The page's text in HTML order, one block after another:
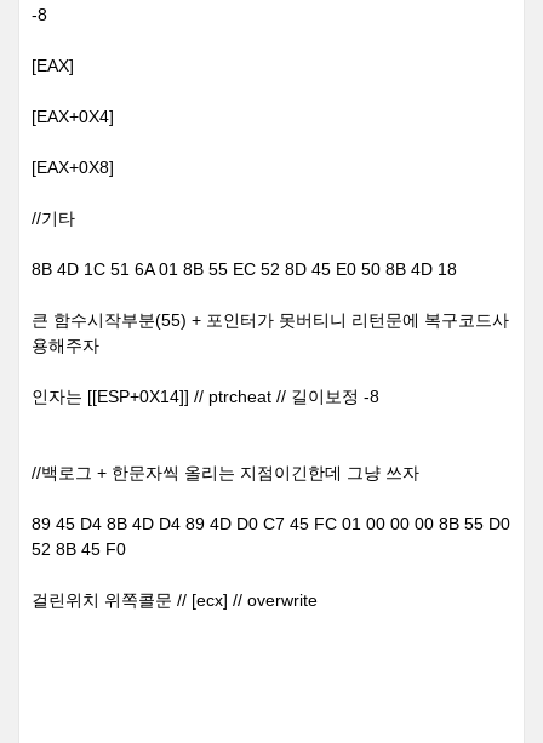
-8
[EAX]
[EAX+0X4]
[EAX+0X8]
//기타
8B 4D 1C 51 6A 01 8B 55 EC 52 8D 45 E0 50 8B 4D 18
큰 함수시작부분(55) + 포인터가 못버티니 리턴문에 복구코드사
용해주자
인자는 [[ESP+0X14]] // ptrcheat // 길이보정 -8
//백로그 + 한문자씩 올리는 지점이긴한데 그냥 쓰자
89 45 D4 8B 4D D4 89 4D D0 C7 45 FC 01 00 00 00 8B 55 D0
52 8B 45 F0
걸린위치 위쪽콜문 // [ecx] // overwrite